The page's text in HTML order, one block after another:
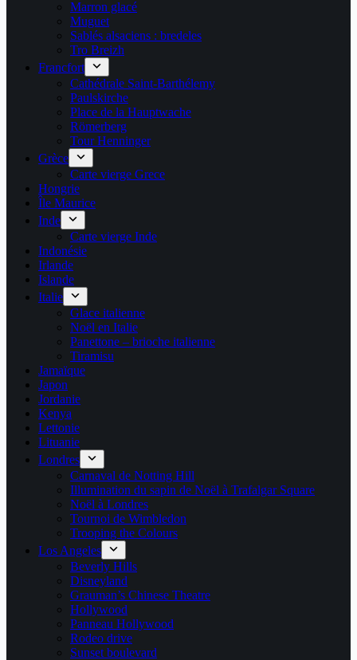
Marron glacé
Muguet
Sablés alsaciens : bredeles
Tro Breizh
Francfort
Cathédrale Saint-Barthélemy
Paulskirche
Place de la Hauptwache
Römerberg
Tour Henninger
Grèce
Carte vierge Grece
Hongrie
Île Maurice
Inde
Carte vierge Inde
Indonésie
Irlande
Islande
Italie
Glace italienne
Noël en Italie
Panettone – brioche italienne
Tiramisu
Jamaïque
Japon
Jordanie
Kenya
Lettonie
Lituanie
Londres
Carnaval de Notting Hill
Illumination du sapin de Noël à Trafalgar Square
Noël à Londres
Tournoi de Wimbledon
Trooping the Colours
Los Angeles
Beverly Hills
Disneyland
Grauman’s Chinese Theatre
Hollywood
Panneau Hollywood
Rodeo drive
Sunset boulevard